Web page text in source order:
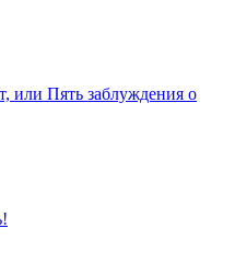
или Пять заблуждения о